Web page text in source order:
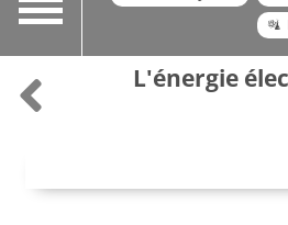
Toggle
L'énergie